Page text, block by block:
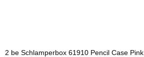
2 be Schlamperbox 61910 Pencil Case Pink